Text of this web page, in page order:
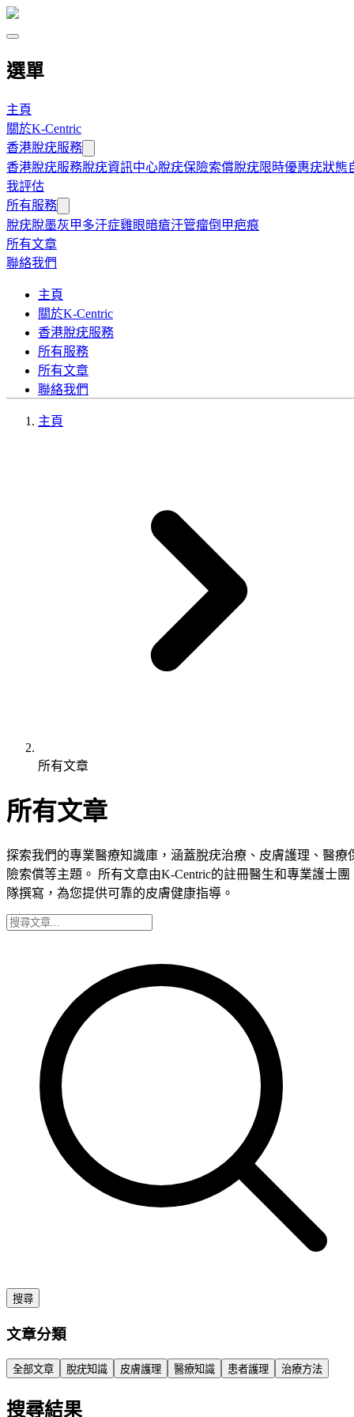
選單
主頁
關於K-Centric
香港脫疣服務
香港脫疣服務脫疣資訊中心脫疣保險索償脫疣限時優惠疣狀態
我評估
所有服務
脫疣脫墨灰甲多汗症雞眼暗瘡汗管瘤倒甲疤痕
所有文章
聯絡我們
主頁
關於K-Centric
香港脫疣服務
所有服務
所有文章
聯絡我們
主頁
所有文章
所有文章
探索我們的專業醫療知識庫，涵蓋脫疣治療、皮膚護理、醫療
險索償等主題。 所有文章由K-Centric的註冊醫生和專業護士團
隊撰寫，為您提供可靠的皮膚健康指導。
搜尋
文章分類
全部文章 脫疣知識 皮膚護理 醫療知識 患者護理 治療方法
搜尋結果